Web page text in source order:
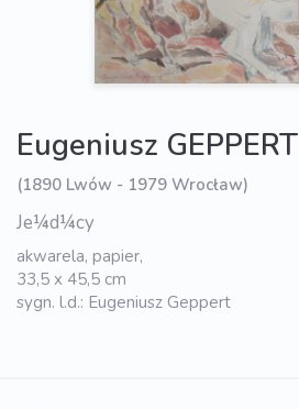
Eugeniusz GEPPERT
(1890 Lwów - 1979 Wrocław)
Je¼d¼cy
akwarela, papier,
33,5 x 45,5 cm
sygn. l.d.: Eugeniusz Geppert